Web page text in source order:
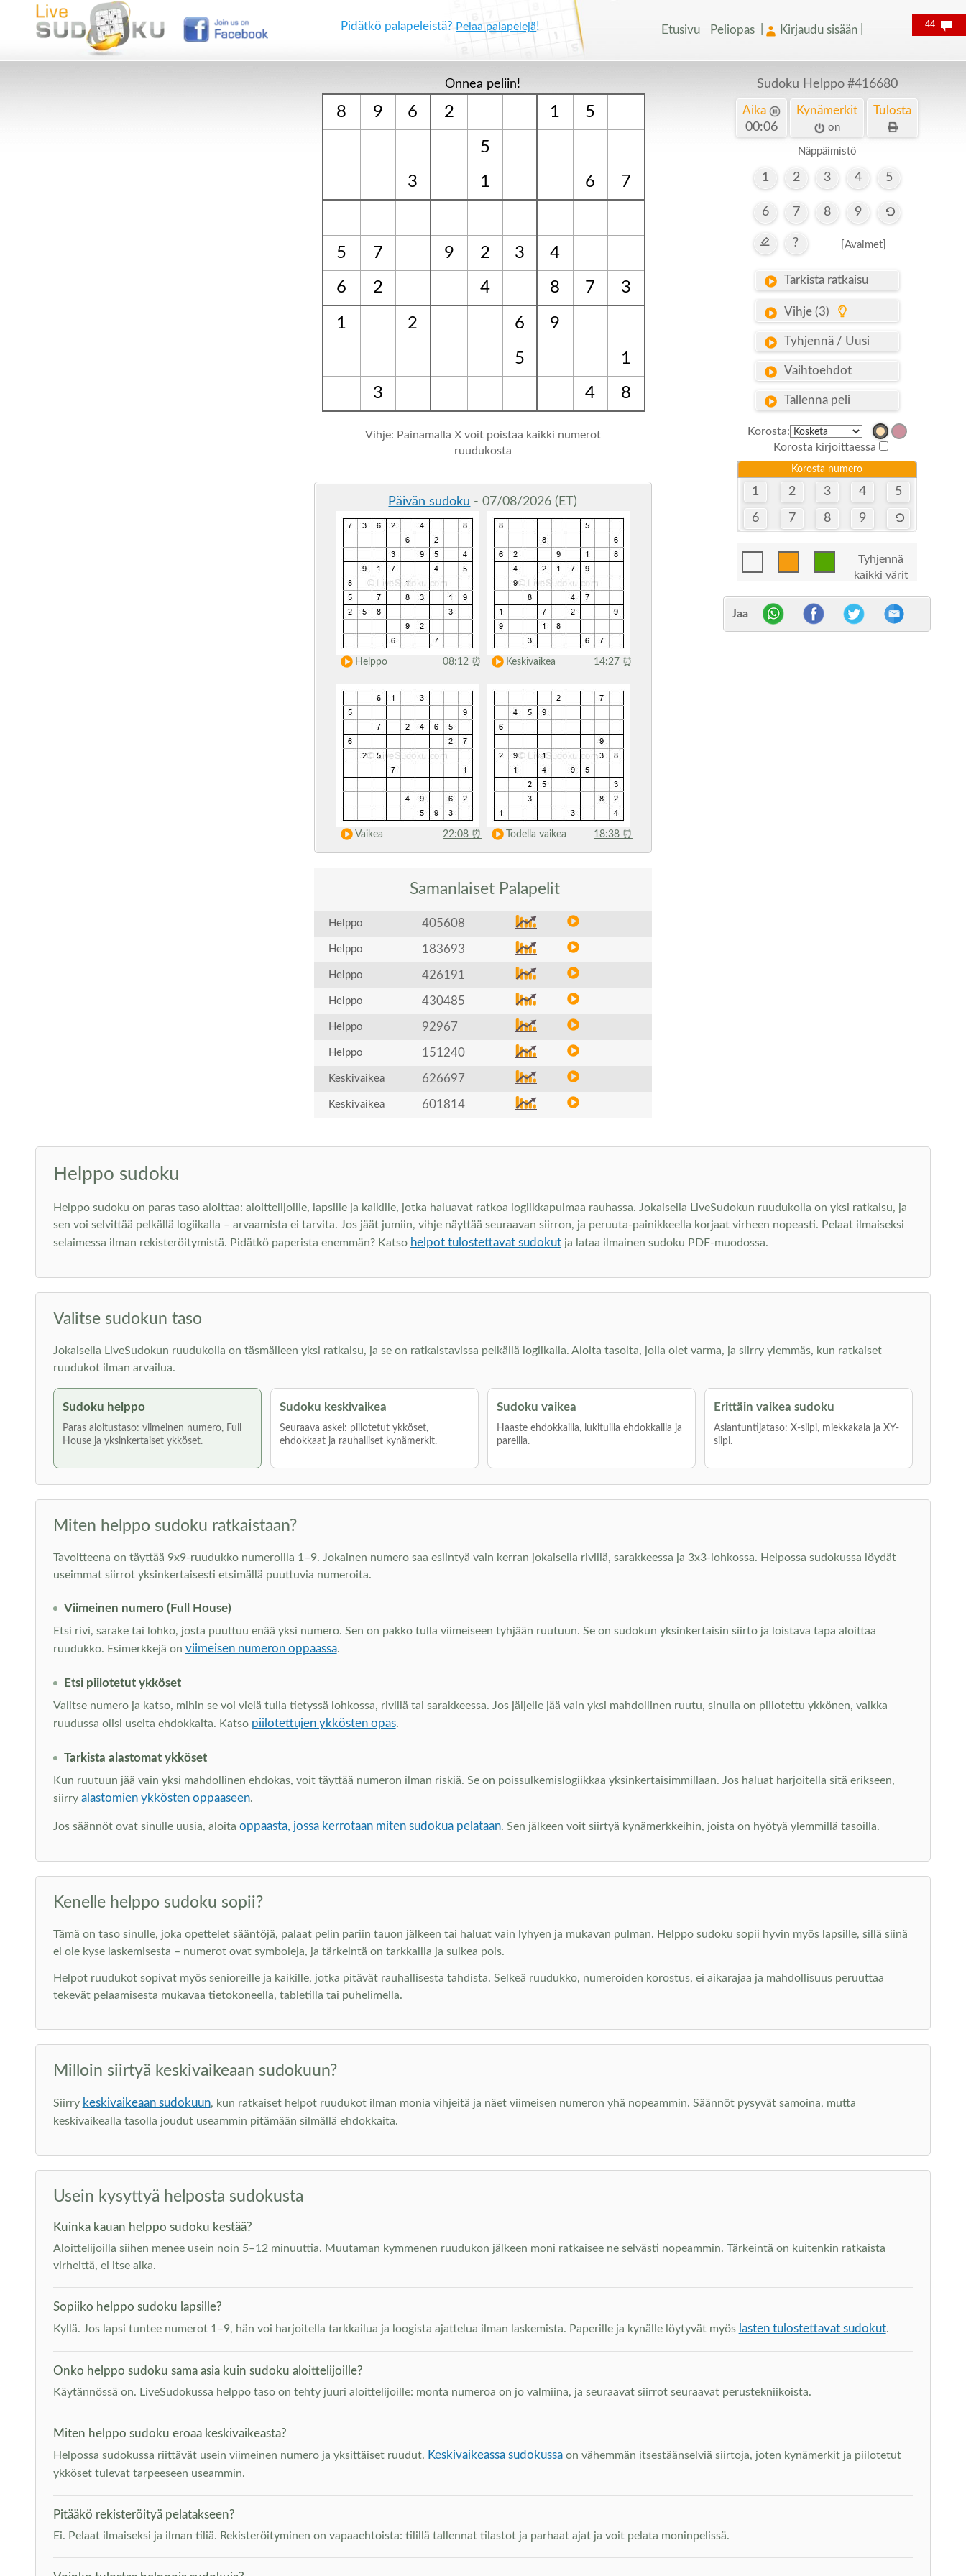
Pidätkö palapeleistä? Pelaa palapelejä! Etusivu Peliopas Kirjaudu sisään
Onnea peliin!
8 9 6 2 1 5
5
3
1 6 7
5 7 9 2 3
4
6
2 4 8 7 3
1 2 6 9
5
1
3
4 8
Vihje: Painamalla X voit poistaa kaikki numerot
ruudukosta
Päivän sudoku - 07/08/2026 (ET)
Helppo 08:12 ⏰ Keskivaikea 14:27 ⏰
Vaikea 22:08 ⏰ Todella vaikea 18:38 ⏰
Samanlaiset Palapelit
Helppo 405608
Helppo 183693
Helppo 426191
Helppo 430485
Helppo 92967
Helppo 151240
Keskivaikea 626697
Keskivaikea 601814
Sudoku Helppo #416680
Aika
00:07
Kynämerkit
on
Tulosta
Näppäimistö
1 2 3 4 5
6 7 8 9
? [Avaimet]
Tarkista ratkaisu
Vihje (3)
Tyhjennä / Uusi
Vaihtoehdot
Tallenna peli
Korosta:
Korosta kirjoittaessa
Korosta numero
1 2 3 4 5
6 7 8 9
Tyhjennä
kaikki värit
Jaa
Helppo sudoku
Helppo sudoku on paras taso aloittaa: aloittelijoille, lapsille ja kaikille, jotka haluavat ratkoa logiikkapulmaa rauhassa. Jokaisella LiveSudokun ruudukolla on yksi ratkaisu, ja
sen voi selvittää pelkällä logiikalla – arvaamista ei tarvita. Jos jäät jumiin, vihje näyttää seuraavan siirron, ja peruuta-painikkeella korjaat virheen nopeasti. Pelaat ilmaiseksi
selaimessa ilman rekisteröitymistä. Pidätkö paperista enemmän? Katso helpot tulostettavat sudokutja lataa ilmainen sudoku PDF-muodossa.
Valitse sudokun taso
Jokaisella LiveSudokun ruudukolla on täsmälleen yksi ratkaisu, ja se on ratkaistavissa pelkällä logiikalla. Aloita tasolta, jolla olet varma, ja siirry ylemmäs, kun ratkaiset
ruudukot ilman arvailua.
Sudoku helppo
Paras aloitustaso: viimeinen numero, Full
House ja yksinkertaiset ykköset.
Sudoku keskivaikea
Seuraava askel: piilotetut ykköset,
ehdokkaat ja rauhalliset kynämerkit.
Sudoku vaikea
Haaste ehdokkailla, lukituilla ehdokkailla ja
pareilla.
Erittäin vaikea sudoku
Asiantuntijataso: X-siipi, miekkakala ja XY-
siipi.
Miten helppo sudoku ratkaistaan?
Tavoitteena on täyttää 9x9-ruudukko numeroilla 1–9. Jokainen numero saa esiintyä vain kerran jokaisella rivillä, sarakkeessa ja 3x3-lohkossa. Helpossa sudokussa löydät
useimmat siirrot yksinkertaisesti etsimällä puuttuvia numeroita.
Viimeinen numero (Full House)
Etsi rivi, sarake tai lohko, josta puuttuu enää yksi numero. Sen on pakko tulla viimeiseen tyhjään ruutuun. Se on sudokun yksinkertaisin siirto ja loistava tapa aloittaa
ruudukko. Esimerkkejä on viimeisen numeron oppaassa.
Etsi piilotetut ykköset
Valitse numero ja katso, mihin se voi vielä tulla tietyssä lohkossa, rivillä tai sarakkeessa. Jos jäljelle jää vain yksi mahdollinen ruutu, sinulla on piilotettu ykkönen, vaikka
ruudussa olisi useita ehdokkaita. Katso piilotettujen ykkösten opas.
Tarkista alastomat ykköset
Kun ruutuun jää vain yksi mahdollinen ehdokas, voit täyttää numeron ilman riskiä. Se on poissulkemislogiikkaa yksinkertaisimmillaan. Jos haluat harjoitella sitä erikseen,
siirry alastomien ykkösten oppaaseen.
Jos säännöt ovat sinulle uusia, aloita oppaasta, jossa kerrotaan miten sudokua pelataan. Sen jälkeen voit siirtyä kynämerkkeihin, joista on hyötyä ylemmillä tasoilla.
Kenelle helppo sudoku sopii?
Tämä on taso sinulle, joka opettelet sääntöjä, palaat pelin pariin tauon jälkeen tai haluat vain lyhyen ja mukavan pulman. Helppo sudoku sopii hyvin myös lapsille, sillä siinä
ei ole kyse laskemisesta – numerot ovat symboleja, ja tärkeintä on tarkkailla ja sulkea pois.
Helpot ruudukot sopivat myös senioreille ja kaikille, jotka pitävät rauhallisesta tahdista. Selkeä ruudukko, numeroiden korostus, ei aikarajaa ja mahdollisuus peruuttaa
tekevät pelaamisesta mukavaa tietokoneella, tabletilla tai puhelimella.
Milloin siirtyä keskivaikeaan sudokuun?
Siirry keskivaikeaan sudokuun, kun ratkaiset helpot ruudukot ilman monia vihjeitä ja näet viimeisen numeron yhä nopeammin. Säännöt pysyvät samoina, mutta
keskivaikealla tasolla joudut useammin pitämään silmällä ehdokkaita.
Usein kysyttyä helposta sudokusta
Kuinka kauan helppo sudoku kestää?
Aloittelijoilla siihen menee usein noin 5–12 minuuttia. Muutaman kymmenen ruudukon jälkeen moni ratkaisee ne selvästi nopeammin. Tärkeintä on kuitenkin ratkaista
virheittä, ei itse aika.
Sopiiko helppo sudoku lapsille?
Kyllä. Jos lapsi tuntee numerot 1–9, hän voi harjoitella tarkkailua ja loogista ajattelua ilman laskemista. Paperille ja kynälle löytyvät myös lasten tulostettavat sudokut.
Onko helppo sudoku sama asia kuin sudoku aloittelijoille?
Käytännössä on. LiveSudokussa helppo taso on tehty juuri aloittelijoille: monta numeroa on jo valmiina, ja seuraavat siirrot seuraavat perustekniikoista.
Miten helppo sudoku eroaa keskivaikeasta?
Helpossa sudokussa riittävät usein viimeinen numero ja yksittäiset ruudut. Keskivaikeassa sudokussaon vähemmän itsestäänselviä siirtoja, joten kynämerkit ja piilotetut
ykköset tulevat tarpeeseen useammin.
Pitääkö rekisteröityä pelatakseen?
Ei. Pelaat ilmaiseksi ja ilman tiliä. Rekisteröityminen on vapaaehtoista: tilillä tallennat tilastot ja parhaat ajat ja voit pelata moninpelissä.
44